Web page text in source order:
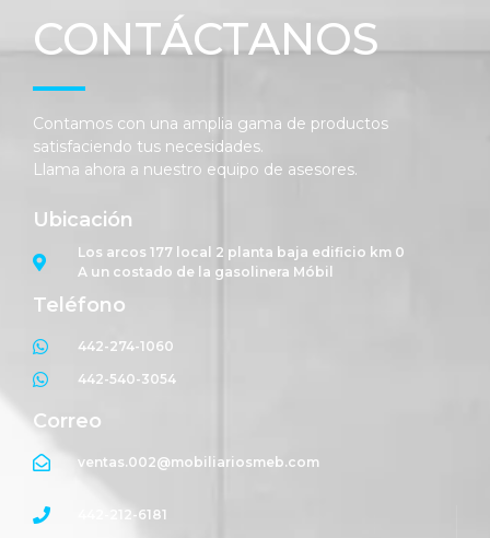
CONTÁCTANOS
Contamos con una amplia gama de productos
satisfaciendo tus necesidades.
Llama ahora a nuestro equipo de asesores.
Ubicación
Los arcos 177 local 2 planta baja edificio km 0
A un costado de la gasolinera Móbil
Teléfono
442-274-1060
442-540-3054
Correo
ventas.002@mobiliariosmeb.com
442-212-6181